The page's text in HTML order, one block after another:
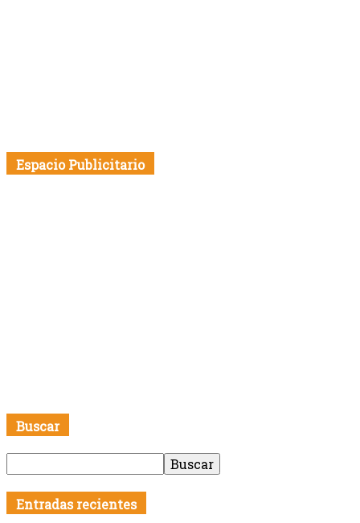
Espacio Publicitario
Buscar
Entradas recientes